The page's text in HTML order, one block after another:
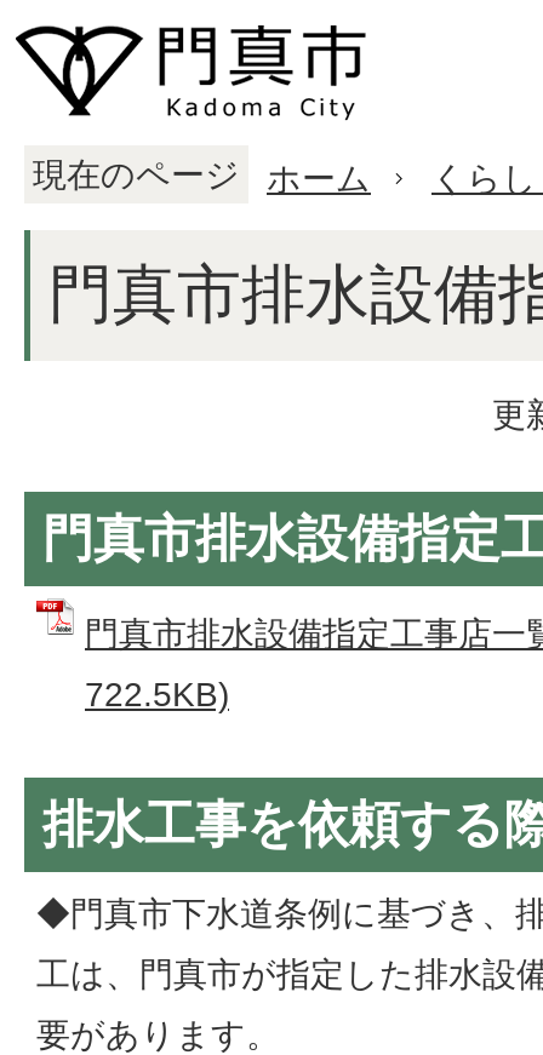
現在のページ ホーム くら
門真市排水設備
更
門真市排水設備指定
門真市排水設備指定工事店
722.5KB)
排水工事を依頼する
◆門真市下水道条例に基づき、
工は、門真市が指定した排水設
要があります。